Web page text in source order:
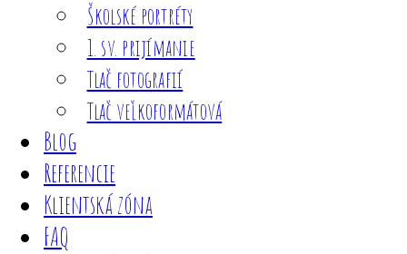
Školské portréty
1. sv. prijímanie
Tlač fotografií
Tlač veľkoformátová
Blog
Referencie
Klientská zóna
FAQ